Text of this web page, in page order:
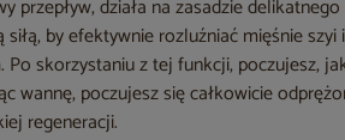
przepływ, działa na zasadzie
by efektywnie rozluźniać mięśnie
Po skorzystaniu z tej funkcji, poczujesz,
wannę, poczujesz się całkowicie
regeneracji.